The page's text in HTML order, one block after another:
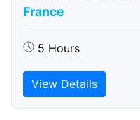
France
5 Hours
View Details